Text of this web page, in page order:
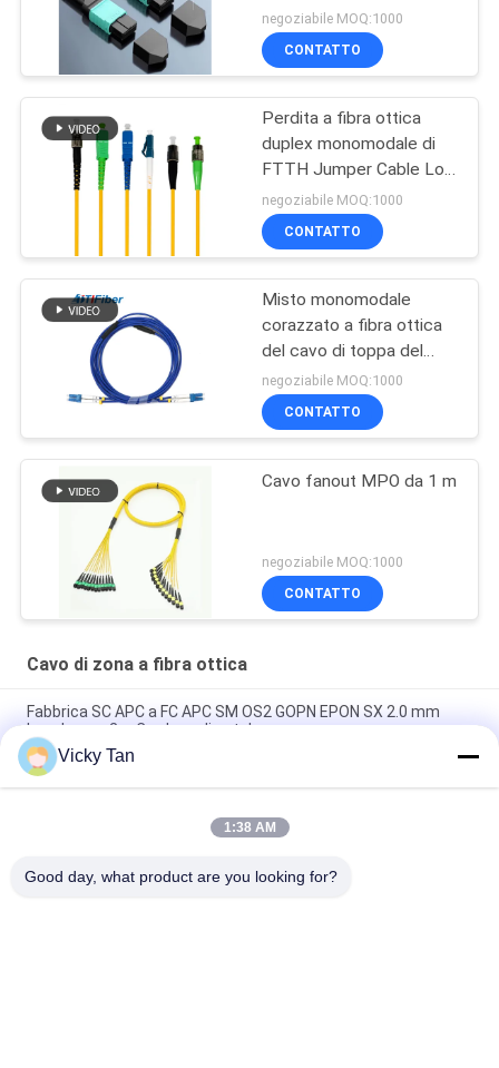
negoziabile MOQ:1000
CONTATTO
Perdita a fibra ottica
duplex monomodale di
FTTH Jumper Cable Low
Insertion
negoziabile MOQ:1000
CONTATTO
Misto monomodale
corazzato a fibra ottica
del cavo di toppa del
connettore di Upc APC
negoziabile MOQ:1000
CONTATTO
Cavo fanout MPO da 1 m
negoziabile MOQ:1000
CONTATTO
Cavo di zona a fibra ottica
Fabbrica SC APC a FC APC SM OS2 GOPN EPON SX 2.0 mm
Lunghezza 2m Cordone di patch
Sc APC al saltatore semplice G652d/G657a del cavo dello Sc
APC Aqua Jacket Fiber Optic Patch
Il centro del centro 24 del centro 12 del cavo di toppa della
Vicky Tan
1:38 AM
Good day, what product are you looking for?